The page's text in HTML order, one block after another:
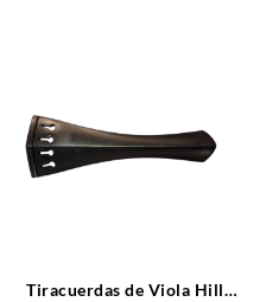
Tiracuerdas de Viola Hill